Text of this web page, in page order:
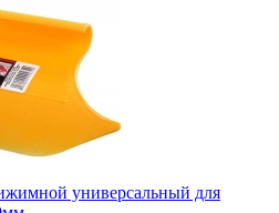
универсальный для